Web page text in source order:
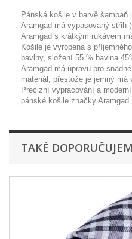
Pánská košile v barvě
Aramgad má vypasovaný střih
Aramgad s krátkým rukávem
Košile je vyrobena s
bavlny, složení 55 % bavlna
Aramgad má úpravu pro
materiál, přestože je jemný má
Precizní vypracování a
pánské košile značky Aramgad.
TAKÉ